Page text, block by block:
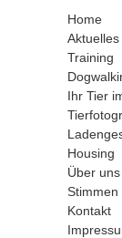
Home
Aktuelles
Training
Ihr Tier
Housing
Über uns
Stimmen
Kontakt